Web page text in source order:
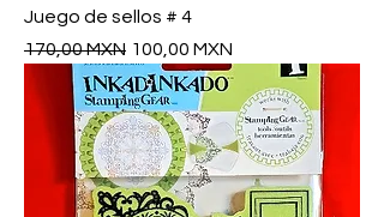
Juego de sellos # 4
Precio
170,00 MXN Precio de oferta
100,00 MXN